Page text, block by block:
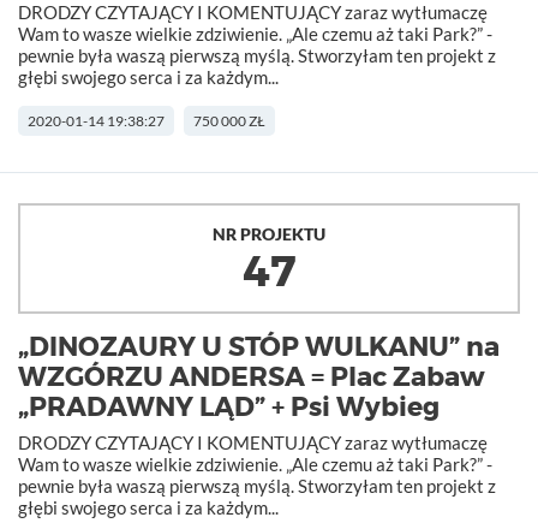
DRODZY CZYTAJĄCY I KOMENTUJĄCY zaraz wytłumaczę
Wam to wasze wielkie zdziwienie. „Ale czemu aż taki Park?” -
pewnie była waszą pierwszą myślą. Stworzyłam ten projekt z
głębi swojego serca i za każdym...
2020-01-14 19:38:27 750 000 ZŁ
NR PROJEKTU
47
„DINOZAURY U STÓP WULKANU” na
WZGÓRZU ANDERSA = Plac Zabaw
„PRADAWNY LĄD” + Psi Wybieg
DRODZY CZYTAJĄCY I KOMENTUJĄCY zaraz wytłumaczę
Wam to wasze wielkie zdziwienie. „Ale czemu aż taki Park?” -
pewnie była waszą pierwszą myślą. Stworzyłam ten projekt z
głębi swojego serca i za każdym...